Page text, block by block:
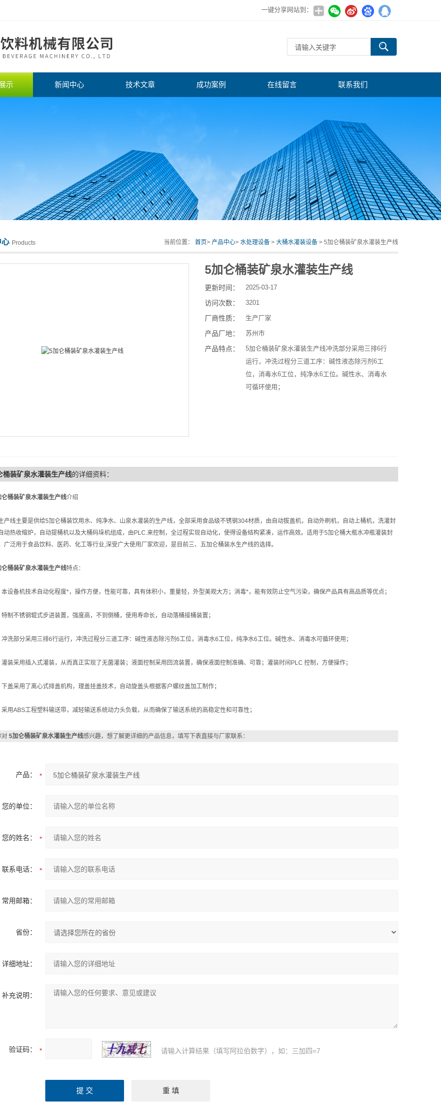
一键分享网站到：
示 新闻中心 技术文章 成功案例 在线留言 联系我们
心 Products 当前位置： 首页> 产品中心> 水处理设备 > 大桶水灌装设备 > 5加仑桶装矿泉水灌装生产线
5加仑桶装矿泉水灌装生产线
更新时间： 2025-03-17
访问次数： 3201
厂商性质： 生产厂家
产品厂地： 苏州市
产品特点：
5加仑桶装矿泉水灌装生产线冲洗部分采用三排6行
运行，冲洗过程分三道工序：碱性液态除污剂6工
位，消毒水6工位，纯净水6工位。碱性水、消毒水
可循环使用；
桶装矿泉水灌装生产线的详细资料：
仑桶装矿泉水灌装生产线介绍
线主要是供给5加仑桶装饮用水、纯净水、山泉水灌装的生产线，全部采用食品级不锈钢304材质，由自动拔盖机，自动外刷机，自动上桶机，洗灌封
动热收缩炉，自动提桶机以及大桶码垛机组成，由PLC.来控制，全过程实现自动化，使得设备结构紧凑，运作高效。适用于5加仑桶大瓶水冲瓶灌装封
广泛用于食品饮料、医药、化工等行业,深受广大使用厂家欢迎，是目前三、五加仑桶装水生产线的选择。
仑桶装矿泉水灌装生产线特点：
备机技术自动化程度*，操作方便，性能可靠，具有体积小，重量轻，外型美观大方；消毒*，能有效防止空气污染，确保产品具有高品质等优点；
不锈钢辊式步进装置，强度高，不到倒桶，使用寿命长，自动落桶接桶装置；
部分采用三排6行运行，冲洗过程分三道工序：碱性液态除污剂6工位，消毒水6工位，纯净水6工位。碱性水、消毒水可循环使用；
采用插入式灌装，从而真正实现了无菌灌装；液面控制采用回流装置，确保液面控制准确、可靠；灌装时间PLC 控制，方便操作；
采用了离心式排盖机构，理盖挂盖技术，自动旋盖头根据客户螺纹盖加工制作；
ABS工程塑料输送带，减轻输送系统动力头负载，从而确保了输送系统的高稳定性和可靠性；
5加仑桶装矿泉水灌装生产线感兴趣，想了解更详细的产品信息，填写下表直接与厂家联系：
产品：
您的单位：
您的姓名：
联系电话：
常用邮箱：
省份：
详细地址：
补充说明：
验证码： 请输入计算结果（填写阿拉伯数字），如：三加四=7